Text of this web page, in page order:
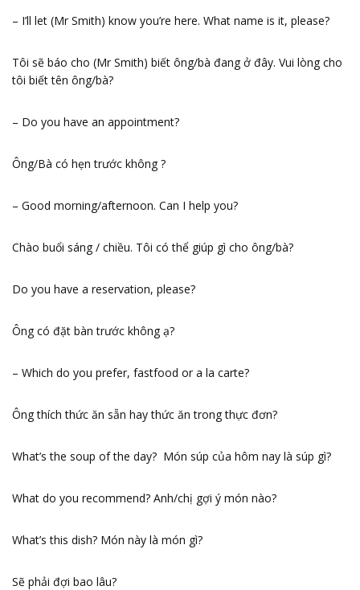
– I’ll let (Mr Smith) know you’re here. What name is it, please?
Tôi sẽ báo cho (Mr Smith) biết ông/bà đang ở đây. Vui lòng cho
tôi biết tên ông/bà?
– Do you have an appointment?
Ông/Bà có hẹn trước không ?
– Good morning/afternoon. Can I help you?
Chào buổi sáng / chiều. Tôi có thể giúp gì cho ông/bà?
Do you have a reservation, please?
Ông có đặt bàn trước không ạ?
– Which do you prefer, fastfood or a la carte?
Ông thích thức ăn sẵn hay thức ăn trong thực đơn?
What’s the soup of the day? Món súp của hôm nay là súp gì?
What do you recommend? Anh/chị gợi ý món nào?
What’s this dish? Món này là món gì?
Sẽ phải đợi bao lâu?